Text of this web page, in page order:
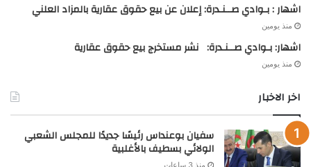
اشهار : بـوادي صــنـدرة: إعلان عن بيع حقوق عقارية بالمزاد العلني
منذ يومين
اشهار: بـوادي صــنـدرة: نشر مستخرج بيع حقوق عقارية
منذ يومين
اخر الاخبار
سفيان بوعنداس رئيسًا جديدًا للمجلس الشعبي
الولائي بسطيف بالأغلبية
منذ 3 ساعات